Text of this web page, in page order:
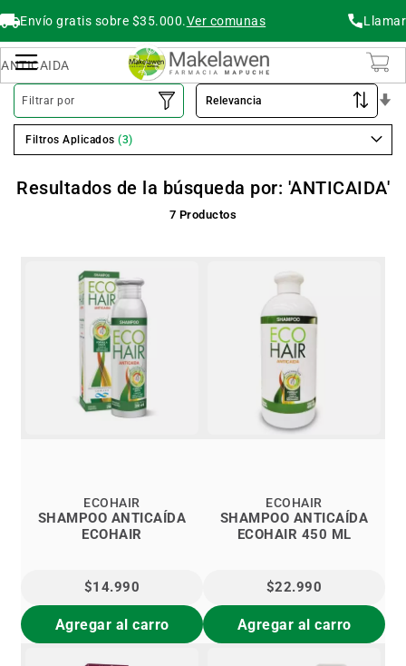
Envío gratis sobre $35.000.Ver comunas Llamar
Resultados de la búsqueda por: 'ANTICAIDA'
7 Productos
SHAMPOO ANTICAÍDA
ECOHAIR
ECOHAIR
$14.990
Agregar al carro
SHAMPOO ANTICAÍDA
ECOHAIR 450 ML
ECOHAIR
$22.990
Agregar al carro
Filtrar por
Filtros Aplicados